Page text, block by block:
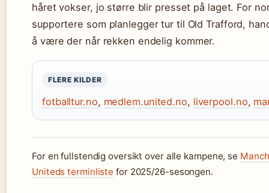
håret vokser, jo større blir presset på laget. For
supportere som planlegger tur til Old Trafford,
å være der når rekken endelig kommer.
FLERE KILDER
fotballtur.no, medlem.united.no, liverpool.no,
For en fullstendig oversikt over alle kampene, se
Uniteds terminliste for 2025/26-sesongen.